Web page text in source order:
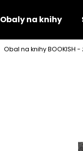
Obaly na knihy
Obal na knihy BOOKISH